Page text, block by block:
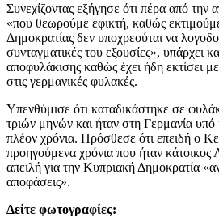
Συνεχίζοντας εξήγησε ότι πέρα από την
«που θεωρούμε εφικτή, καθώς
Δημοκρατίας δεν υποχρεούται να
συνταγματικές του εξουσίες», υπάρχει
αποφυλάκισης καθώς έχει ήδη εκτίσει
στις γερμανικές φυλακές.
Υπενθύμισε ότι καταδικάστηκε σε
τριών μηνών και ήταν στη Γερμανία υπό
πλέον χρόνια. Πρόσθεσε ότι επειδή ο
προηγούμενα χρόνια που ήταν κάτοικος
απειλή για την Κυπριακή Δημοκρατία
αποφάσεις».
Δείτε φωτογραφίες: